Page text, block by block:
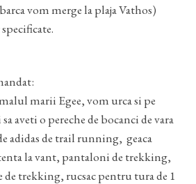
vom merge la plaja Vathos)
marii Egee, vom urca si pe
aveti o pereche de bocanci de vara
adidas de trail running, geaca
la vant, pantaloni de trekking,
trekking, rucsac pentru tura de 1